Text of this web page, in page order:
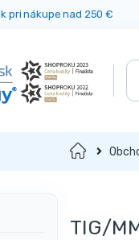
pri nákupe nad 250 €
Domov
TIG/